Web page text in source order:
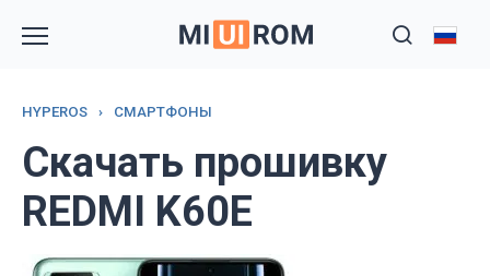
HYPEROS › СМАРТФОНЫ
Скачать прошивку
REDMI K60E